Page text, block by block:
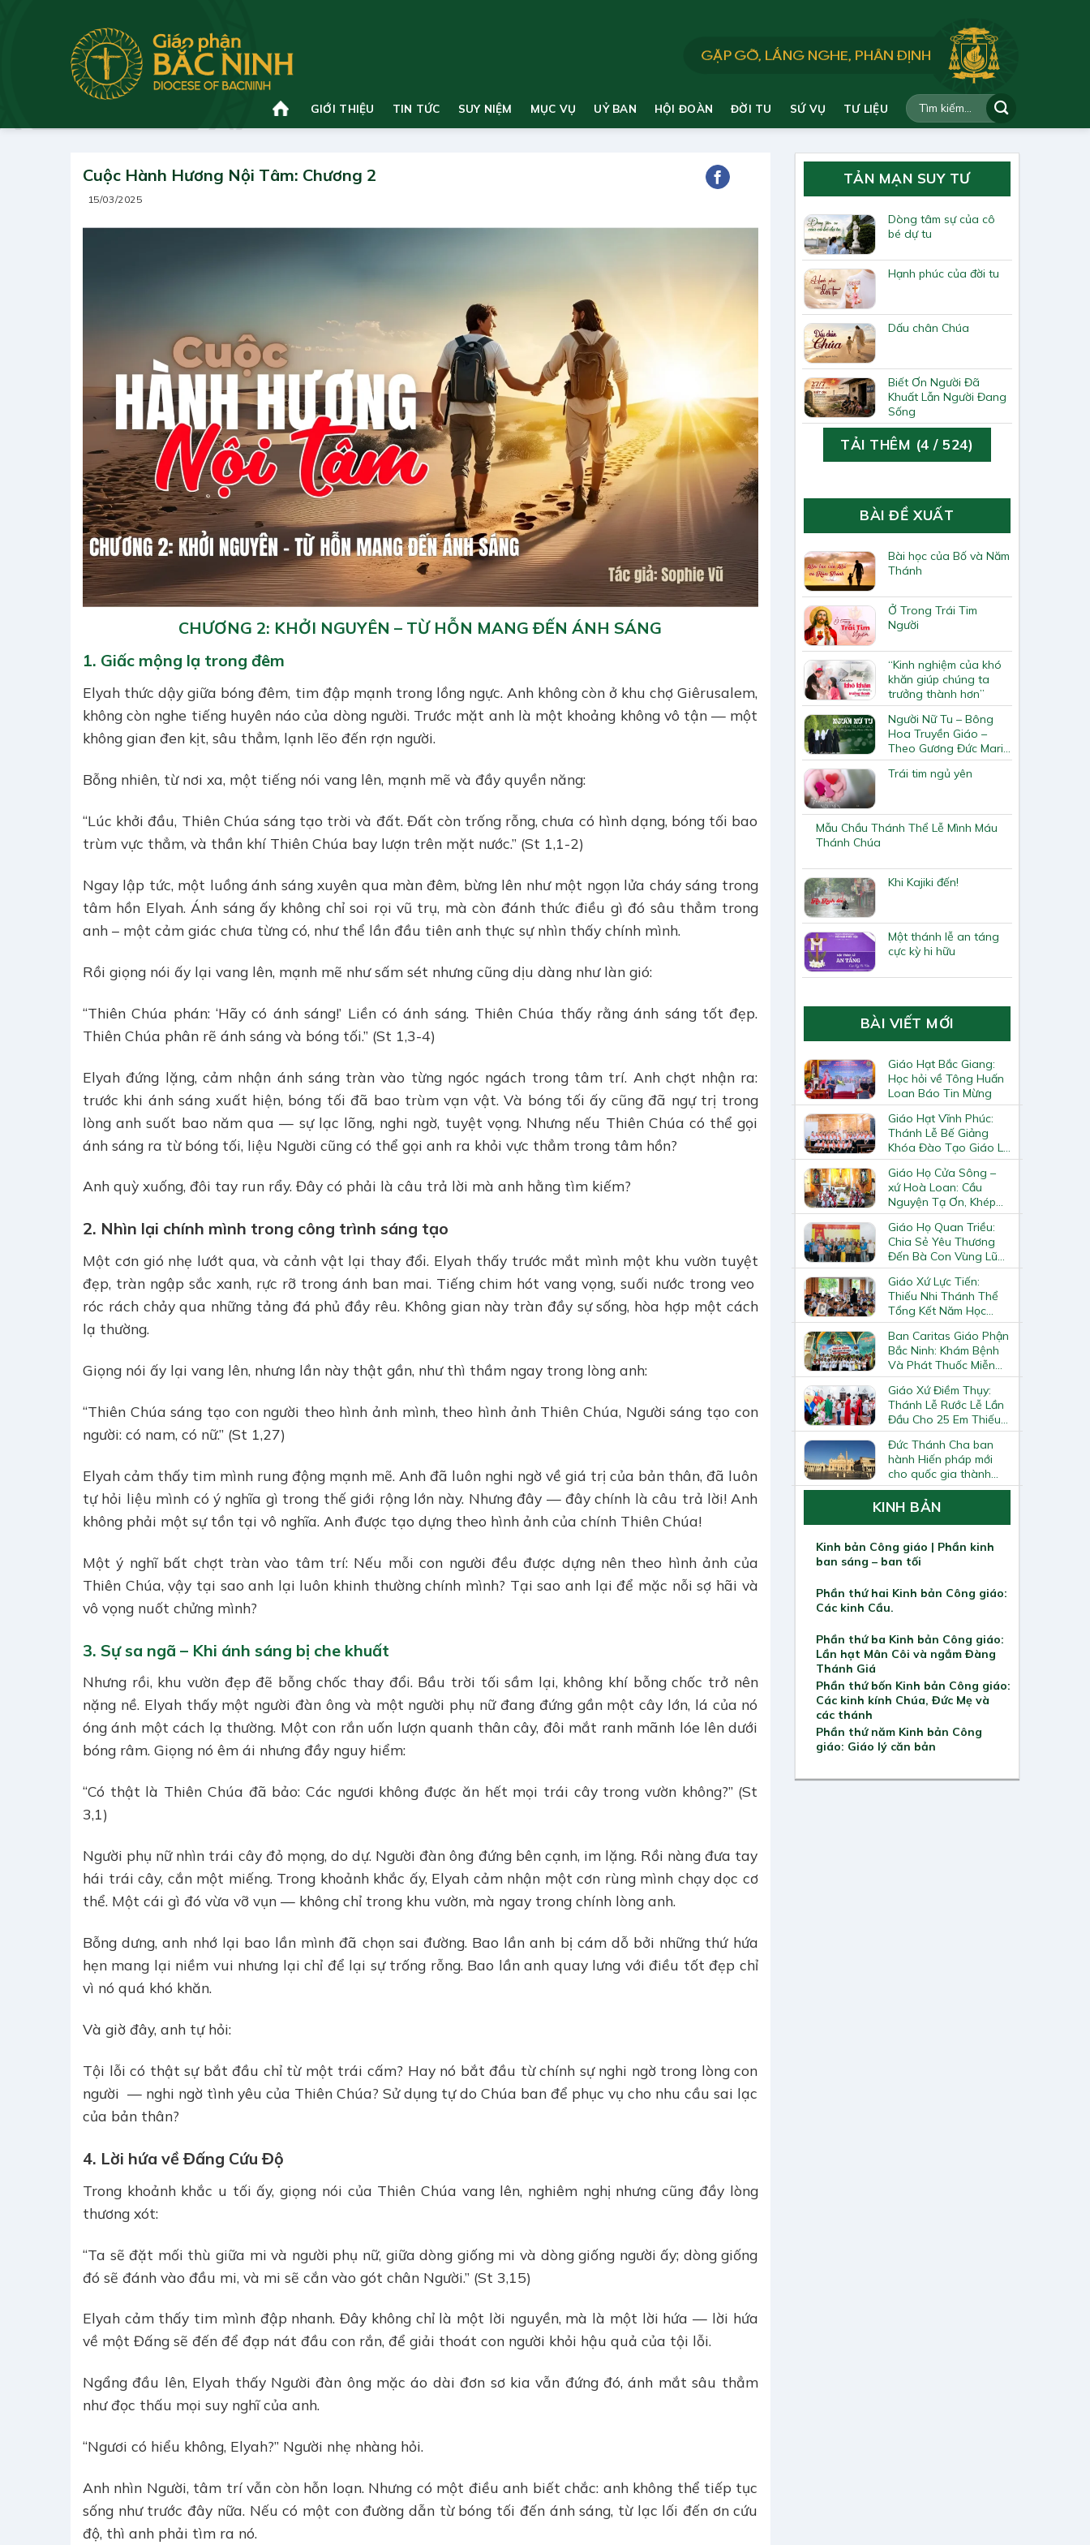
GIỚI THIỆU TIN TỨC SUY NIỆM MỤC VỤ UỶ BAN HỘI ĐOÀN ĐỜI TU SỨ VỤ TƯ LIỆU
Cuộc Hành Hương Nội Tâm: Chương 2
15/03/2025
CHƯƠNG 2: KHỞI NGUYÊN – TỪ HỖN MANG ĐẾN ÁNH SÁNG
1. Giấc mộng lạ trong đêm
Elyah thức dậy giữa bóng đêm, tim đập mạnh trong lồng ngực. Anh không còn ở khu chợ Giêrusalem,
không còn nghe tiếng huyên náo của dòng người. Trước mặt anh là một khoảng không vô tận — một
không gian đen kịt, sâu thẳm, lạnh lẽo đến rợn người.
Bỗng nhiên, từ nơi xa, một tiếng nói vang lên, mạnh mẽ và đầy quyền năng:
“Lúc khởi đầu, Thiên Chúa sáng tạo trời và đất. Đất còn trống rỗng, chưa có hình dạng, bóng tối bao
trùm vực thẳm, và thần khí Thiên Chúa bay lượn trên mặt nước.” (St 1,1-2)
Ngay lập tức, một luồng ánh sáng xuyên qua màn đêm, bừng lên như một ngọn lửa cháy sáng trong
tâm hồn Elyah. Ánh sáng ấy không chỉ soi rọi vũ trụ, mà còn đánh thức điều gì đó sâu thẳm trong
anh – một cảm giác chưa từng có, như thể lần đầu tiên anh thực sự nhìn thấy chính mình.
Rồi giọng nói ấy lại vang lên, mạnh mẽ như sấm sét nhưng cũng dịu dàng như làn gió:
“Thiên Chúa phán: ‘Hãy có ánh sáng!’ Liền có ánh sáng. Thiên Chúa thấy rằng ánh sáng tốt đẹp.
Thiên Chúa phân rẽ ánh sáng và bóng tối.” (St 1,3-4)
Elyah đứng lặng, cảm nhận ánh sáng tràn vào từng ngóc ngách trong tâm trí. Anh chợt nhận ra:
trước khi ánh sáng xuất hiện, bóng tối đã bao trùm vạn vật. Và bóng tối ấy cũng đã ngự trị trong
lòng anh suốt bao năm qua — sự lạc lõng, nghi ngờ, tuyệt vọng. Nhưng nếu Thiên Chúa có thể gọi
ánh sáng ra từ bóng tối, liệu Người cũng có thể gọi anh ra khỏi vực thẳm trong tâm hồn?
Anh quỳ xuống, đôi tay run rẩy. Đây có phải là câu trả lời mà anh hằng tìm kiếm?
2. Nhìn lại chính mình trong công trình sáng tạo
Một cơn gió nhẹ lướt qua, và cảnh vật lại thay đổi. Elyah thấy trước mắt mình một khu vườn tuyệt
đẹp, tràn ngập sắc xanh, rực rỡ trong ánh ban mai. Tiếng chim hót vang vọng, suối nước trong veo
róc rách chảy qua những tảng đá phủ đầy rêu. Không gian này tràn đầy sự sống, hòa hợp một cách
lạ thường.
Giọng nói ấy lại vang lên, nhưng lần này thật gần, như thì thầm ngay trong lòng anh:
“Thiên Chúa sáng tạo con người theo hình ảnh mình, theo hình ảnh Thiên Chúa, Người sáng tạo con
người: có nam, có nữ.” (St 1,27)
Elyah cảm thấy tim mình rung động mạnh mẽ. Anh đã luôn nghi ngờ về giá trị của bản thân, đã luôn
tự hỏi liệu mình có ý nghĩa gì trong thế giới rộng lớn này. Nhưng đây — đây chính là câu trả lời! Anh
không phải một sự tồn tại vô nghĩa. Anh được tạo dựng theo hình ảnh của chính Thiên Chúa!
Một ý nghĩ bất chợt tràn vào tâm trí: Nếu mỗi con người đều được dựng nên theo hình ảnh của
Thiên Chúa, vậy tại sao anh lại luôn khinh thường chính mình? Tại sao anh lại để mặc nỗi sợ hãi và
vô vọng nuốt chửng mình?
3. Sự sa ngã – Khi ánh sáng bị che khuất
Nhưng rồi, khu vườn đẹp đẽ bỗng chốc thay đổi. Bầu trời tối sầm lại, không khí bỗng chốc trở nên
nặng nề. Elyah thấy một người đàn ông và một người phụ nữ đang đứng gần một cây lớn, lá của nó
óng ánh một cách lạ thường. Một con rắn uốn lượn quanh thân cây, đôi mắt ranh mãnh lóe lên dưới
bóng râm. Giọng nó êm ái nhưng đầy nguy hiểm:
“Có thật là Thiên Chúa đã bảo: Các ngươi không được ăn hết mọi trái cây trong vườn không?” (St
3,1)
Người phụ nữ nhìn trái cây đỏ mọng, do dự. Người đàn ông đứng bên cạnh, im lặng. Rồi nàng đưa tay
hái trái cây, cắn một miếng. Trong khoảnh khắc ấy, Elyah cảm nhận một cơn rùng mình chạy dọc cơ
thể. Một cái gì đó vừa vỡ vụn — không chỉ trong khu vườn, mà ngay trong chính lòng anh.
Bỗng dưng, anh nhớ lại bao lần mình đã chọn sai đường. Bao lần anh bị cám dỗ bởi những thứ hứa
hẹn mang lại niềm vui nhưng lại chỉ để lại sự trống rỗng. Bao lần anh quay lưng với điều tốt đẹp chỉ
vì nó quá khó khăn.
Và giờ đây, anh tự hỏi:
Tội lỗi có thật sự bắt đầu chỉ từ một trái cấm? Hay nó bắt đầu từ chính sự nghi ngờ trong lòng con
người — nghi ngờ tình yêu của Thiên Chúa? Sử dụng tự do Chúa ban để phục vụ cho nhu cầu sai lạc
của bản thân?
4. Lời hứa về Đấng Cứu Độ
Trong khoảnh khắc u tối ấy, giọng nói của Thiên Chúa vang lên, nghiêm nghị nhưng cũng đầy lòng
thương xót:
“Ta sẽ đặt mối thù giữa mi và người phụ nữ, giữa dòng giống mi và dòng giống người ấy; dòng giống
đó sẽ đánh vào đầu mi, và mi sẽ cắn vào gót chân Người.” (St 3,15)
Elyah cảm thấy tim mình đập nhanh. Đây không chỉ là một lời nguyền, mà là một lời hứa — lời hứa
về một Đấng sẽ đến để đạp nát đầu con rắn, để giải thoát con người khỏi hậu quả của tội lỗi.
Ngẩng đầu lên, Elyah thấy Người đàn ông mặc áo dài đơn sơ kia vẫn đứng đó, ánh mắt sâu thẳm
như đọc thấu mọi suy nghĩ của anh.
“Ngươi có hiểu không, Elyah?” Người nhẹ nhàng hỏi.
Anh nhìn Người, tâm trí vẫn còn hỗn loạn. Nhưng có một điều anh biết chắc: anh không thể tiếp tục
sống như trước đây nữa. Nếu có một con đường dẫn từ bóng tối đến ánh sáng, từ lạc lối đến ơn cứu
độ, thì anh phải tìm ra nó.
TẢN MẠN SUY TƯ
Dòng tâm sự của cô
bé dự tu
Hạnh phúc của đời tu
Dấu chân Chúa
Biết Ơn Người Đã
Khuất Lẫn Người Đang
Sống
TẢI THÊM (4 / 524)
BÀI ĐỀ XUẤT
Bài học của Bố và Năm
Thánh
Ở Trong Trái Tim
Người
“Kinh nghiệm của khó
khăn giúp chúng ta
trưởng thành hơn”
Người Nữ Tu – Bông
Hoa Truyền Giáo –
Theo Gương Đức Maria
Mân Côi
Trái tim ngủ yên
Mẫu Chầu Thánh Thể Lễ Mình Máu
Thánh Chúa
Khi Kajiki đến!
Một thánh lễ an táng
cực kỳ hi hữu
BÀI VIẾT MỚI
Giáo Hạt Bắc Giang:
Học hỏi về Tông Huấn
Loan Báo Tin Mừng
Giáo Hạt Vĩnh Phúc:
Thánh Lễ Bế Giảng
Khóa Đào Tạo Giáo Lý
Viên – Huynh Trưởng
Cấp II
Giáo Họ Cửa Sông –
xứ Hoà Loan: Cầu
Nguyện Tạ Ơn, Khép
Lại Khóa Huấn Luyện
Giáo Lý Viên Cấp II
Giáo Họ Quan Triều:
Chia Sẻ Yêu Thương
Đến Bà Con Vùng Lũ
Lai Châu
Giáo Xứ Lực Tiến:
Thiếu Nhi Thánh Thể
Tổng Kết Năm Học
Giáo Lý
Ban Caritas Giáo Phận
Bắc Ninh: Khám Bệnh
Và Phát Thuốc Miễn
Phí Tại Giáo Xứ Đồng
Chương
Giáo Xứ Điềm Thụy:
Thánh Lễ Rước Lễ Lần
Đầu Cho 25 Em Thiếu
Nhi
Đức Thánh Cha ban
hành Hiến pháp mới
cho quốc gia thành
Vatican
KINH BẢN
Kinh bản Công giáo | Phần kinh
ban sáng – ban tối
Phần thứ hai Kinh bản Công giáo:
Các kinh Cầu.
Phần thứ ba Kinh bản Công giáo:
Lần hạt Mân Côi và ngắm Đàng
Thánh Giá
Phần thứ bốn Kinh bản Công giáo:
Các kinh kính Chúa, Đức Mẹ và
các thánh
Phần thứ năm Kinh bản Công
giáo: Giáo lý căn bản